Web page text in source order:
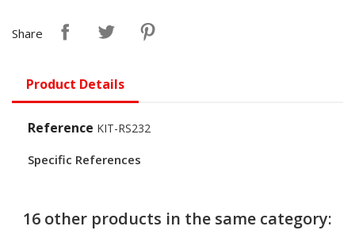
Share
Product Details
Reference KIT-RS232
Specific References
16 other products in the same category: